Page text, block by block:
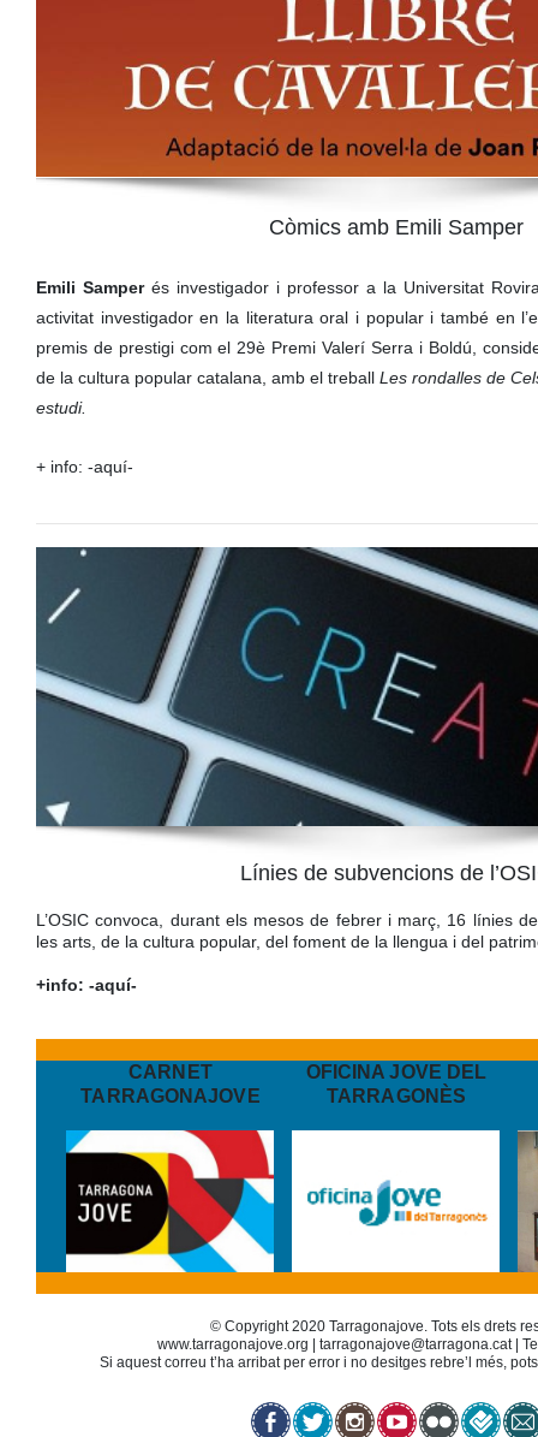
Còmics amb Emili Samper
Emili Samperés investigador i professor a la Universitat
activitat investigador en la literatura oral i popular i també en
premis de prestigi com el 29è Premi Valerí Serra i Boldú,
de la cultura popular catalana, amb el treball Les rondalles de
estudi.
+ info: -aquí-
Línies de subvencions de
L’OSIC convoca, durant els mesos de febrer i març, 16 línies
les arts, de la cultura popular, del foment de la llengua i del
+info: -aquí-
CARNET
TARRAGONAJOVE
OFICINA JOVE DEL
TARRAGONÈS
© Copyright 2020 Tarragonajove. Tots els drets
www.tarragonajove.org
tarragonajove@tarragona.cat|
Si aquest correu t’ha arribat per error i no desitges rebre’l més,